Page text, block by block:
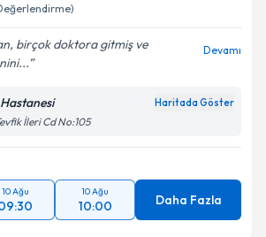
işlenmesine ilişkin
Aydınlatma
ve kişisel verilerimin belirtilen
işlenmesini kabul ediyorum.
Takvim Talebini Gönder
birçok doktora gitmiş ve
Devamı
Hastanesi Haritada Göster
İleri Cd No:105
10 Ağu 10 Ağu
10:00 Daha Fazla